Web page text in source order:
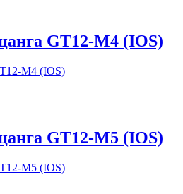
GT12-M4 (IOS)
GT12-M5 (IOS)